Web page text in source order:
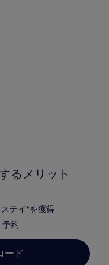
るメリット
テイ*を獲得
約
ード